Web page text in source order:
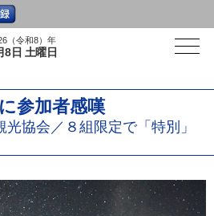
（令和8）年
8日 土曜日
参加者感嘆
協会／８組限定で「特別」